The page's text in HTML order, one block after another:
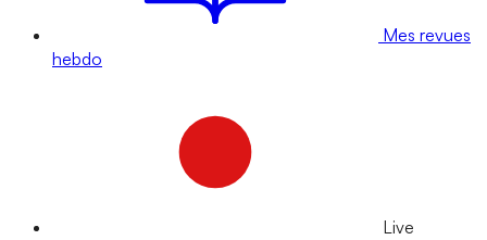
Mes revues
hebdo
Live